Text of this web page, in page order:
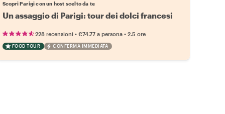
Scopri Parigi con un host scelto da te
Un assaggio di Parigi: tour dei dolci francesi
228 recensioni• €74.77 a persona• 2.5 ore
FOOD TOUR CONFERMA IMMEDIATA